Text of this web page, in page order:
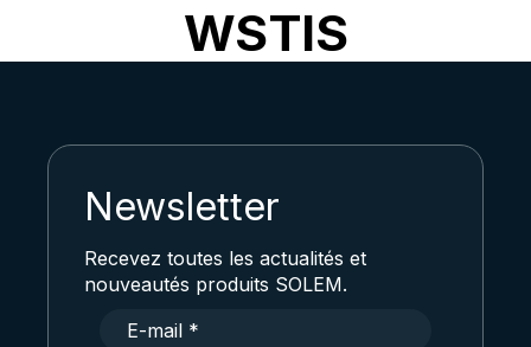
WSTIS
Newsletter
Recevez toutes les actualités et
nouveautés produits SOLEM.